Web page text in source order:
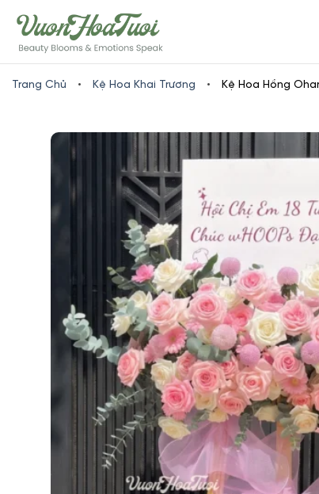
to
content
Trang Chủ • Kệ Hoa Khai Trương • Kệ Hoa Hồng